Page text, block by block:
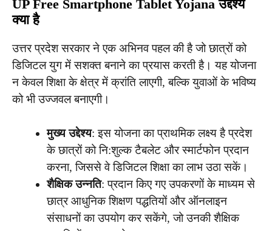
UP Free Smartphone Tablet Yojana उद्देश्य
क्या है
उत्तर प्रदेश सरकार ने एक अभिनव पहल की है जो छात्रों को
डिजिटल युग में सशक्त बनाने का प्रयास करती है। यह योजना
न केवल शिक्षा के क्षेत्र में क्रांति लाएगी, बल्कि युवाओं के भविष्य
को भी उज्जवल बनाएगी।
मुख्य उद्देश्य: इस योजना का प्राथमिक लक्ष्य है प्रदेश
के छात्रों को नि:शुल्क टैबलेट और स्मार्टफोन प्रदान
करना, जिससे वे डिजिटल शिक्षा का लाभ उठा सकें।
शैक्षिक उन्नति: प्रदान किए गए उपकरणों के माध्यम से
छात्र आधुनिक शिक्षण पद्धतियों और ऑनलाइन
संसाधनों का उपयोग कर सकेंगे, जो उनकी शैक्षिक